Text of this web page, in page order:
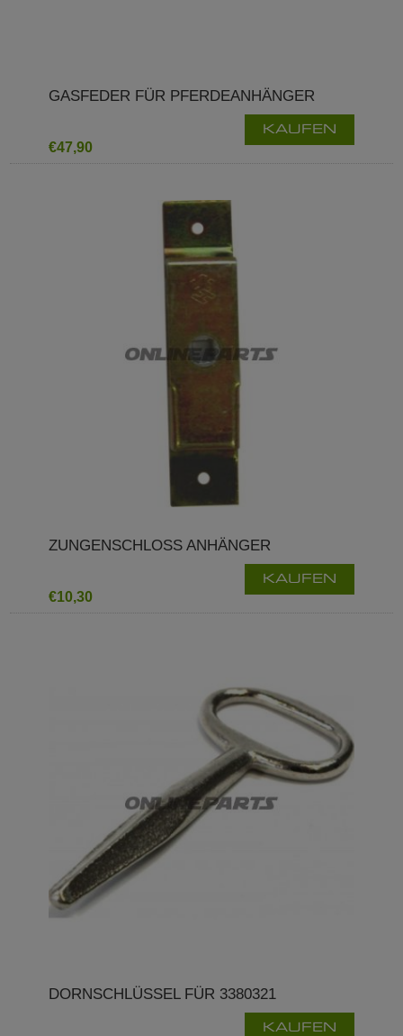
GASFEDER FÜR PFERDEANHÄNGER
€47,90
KAUFEN
ZUNGENSCHLOSS ANHÄNGER
€10,30
KAUFEN
DORNSCHLÜSSEL FÜR 3380321
KAUFEN